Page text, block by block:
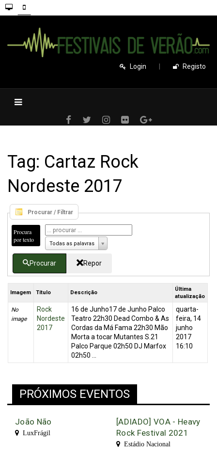
Login Registo
Tag: Cartaz Rock
Nordeste 2017
Procurar / Filtrar
Procura
por texto
Todas as palavras
Procurar Repor
Imagem Título Descrição
Última
atualização
No
image
Rock
Nordeste
2017
16 de Junho17 de Junho Palco
Teatro 22h30 Dead Combo & As
Cordas da Má Fama 22h30 Mão
Morta a tocar Mutantes S.21
Palco Parque 02h50 DJ Marfox
02h50 ...
quarta-
feira, 14
junho
2017
16:10
PRÓXIMOS EVENTOS
João Não
LuxFrágil
[ADIADO] VOA - Heavy
Rock Festival 2021
Estádio Nacional